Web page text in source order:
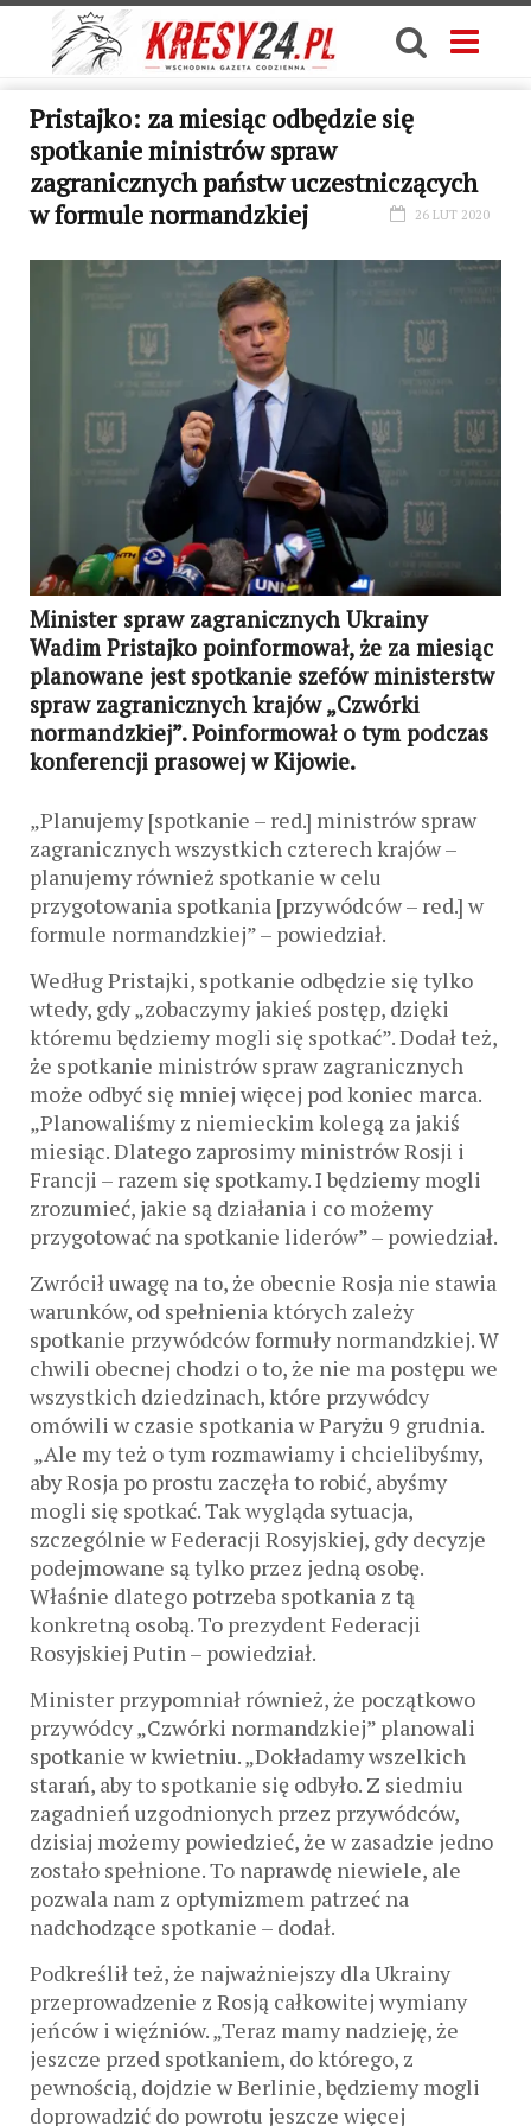
Pristajko: za miesiąc odbędzie się
spotkanie ministrów spraw
zagranicznych państw uczestniczących
w formule normandzkiej
26 LUT 2020
Minister spraw zagranicznych Ukrainy
Wadim Pristajko poinformował, że za miesiąc
planowane jest spotkanie szefów ministerstw
spraw zagranicznych krajów „Czwórki
normandzkiej”. Poinformował o tym podczas
konferencji prasowej w Kijowie.
„Planujemy [spotkanie – red.] ministrów spraw
zagranicznych wszystkich czterech krajów –
planujemy również spotkanie w celu
przygotowania spotkania [przywódców – red.] w
formule normandzkiej” – powiedział.
Według Pristajki, spotkanie odbędzie się tylko
wtedy, gdy „zobaczymy jakieś postęp, dzięki
któremu będziemy mogli się spotkać”. Dodał też,
że spotkanie ministrów spraw zagranicznych
może odbyć się mniej więcej pod koniec marca.
„Planowaliśmy z niemieckim kolegą za jakiś
miesiąc. Dlatego zaprosimy ministrów Rosji i
Francji – razem się spotkamy. I będziemy mogli
zrozumieć, jakie są działania i co możemy
przygotować na spotkanie liderów” – powiedział.
Zwrócił uwagę na to, że obecnie Rosja nie stawia
warunków, od spełnienia których zależy
spotkanie przywódców formuły normandzkiej. W
chwili obecnej chodzi o to, że nie ma postępu we
wszystkich dziedzinach, które przywódcy
omówili w czasie spotkania w Paryżu 9 grudnia.
„Ale my też o tym rozmawiamy i chcielibyśmy,
aby Rosja po prostu zaczęła to robić, abyśmy
mogli się spotkać. Tak wygląda sytuacja,
szczególnie w Federacji Rosyjskiej, gdy decyzje
podejmowane są tylko przez jedną osobę.
Właśnie dlatego potrzeba spotkania z tą
konkretną osobą. To prezydent Federacji
Rosyjskiej Putin – powiedział.
Minister przypomniał również, że początkowo
przywódcy „Czwórki normandzkiej” planowali
spotkanie w kwietniu. „Dokładamy wszelkich
starań, aby to spotkanie się odbyło. Z siedmiu
zagadnień uzgodnionych przez przywódców,
dzisiaj możemy powiedzieć, że w zasadzie jedno
zostało spełnione. To naprawdę niewiele, ale
pozwala nam z optymizmem patrzeć na
nadchodzące spotkanie – dodał.
Podkreślił też, że najważniejszy dla Ukrainy
przeprowadzenie z Rosją całkowitej wymiany
jeńców i więźniów. „Teraz mamy nadzieję, że
jeszcze przed spotkaniem, do którego, z
pewnością, dojdzie w Berlinie, będziemy mogli
doprowadzić do powrotu jeszcze więcej